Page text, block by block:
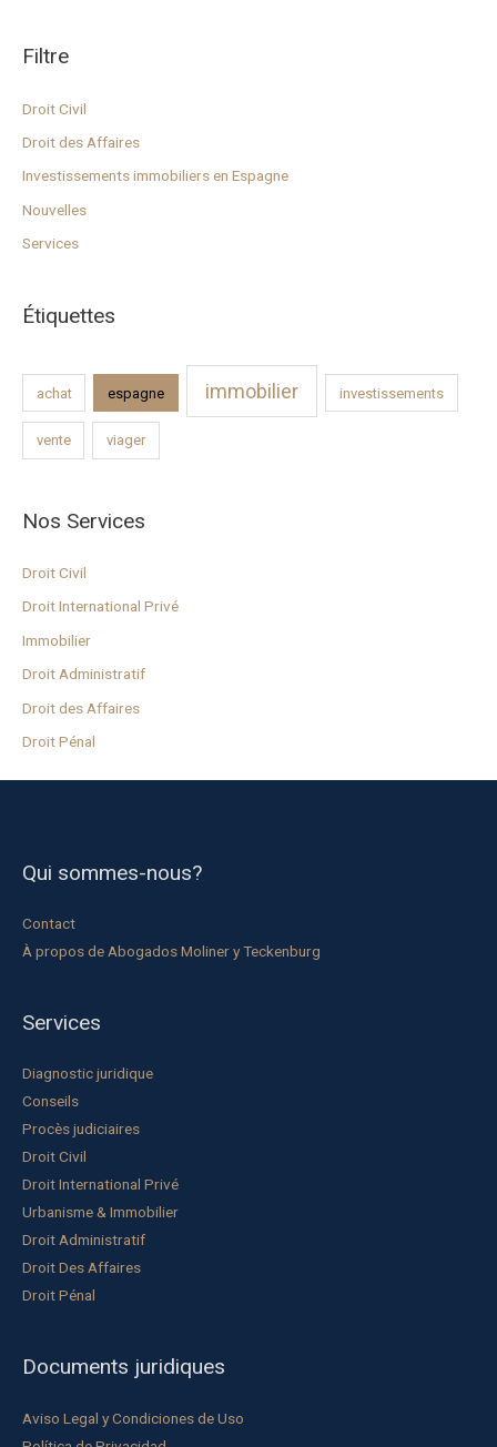
r
:
Filtre
Droit Civil
Droit des Affaires
Investissements immobiliers en Espagne
Nouvelles
Services
Étiquettes
achat espagne immobilier investissements
vente viager
Nos Services
Droit Civil
Droit International Privé
Immobilier
Droit Administratif
Droit des Affaires
Droit Pénal
Qui sommes-nous?
Contact
À propos de Abogados Moliner y Teckenburg
Services
Diagnostic juridique
Conseils
Procès judiciaires
Droit Civil
Droit International Privé
Urbanisme & Immobilier
Droit Administratif
Droit Des Affaires
Droit Pénal
Documents juridiques
Aviso Legal y Condiciones de Uso